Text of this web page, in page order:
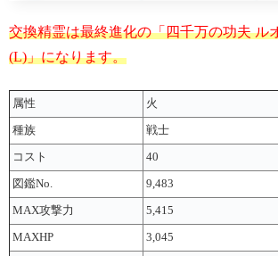
交換精霊は最終進化の「四千万の功夫 ル
(L)」になります。
属性 火
種族 戦士
コスト 40
図鑑No. 9,483
MAX攻撃力 5,415
MAXHP 3,045